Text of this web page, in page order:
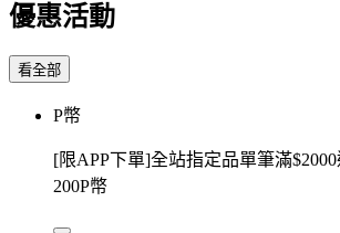
優惠活動
看全部
P幣
[限APP下單]全站指定品單筆滿
200P幣